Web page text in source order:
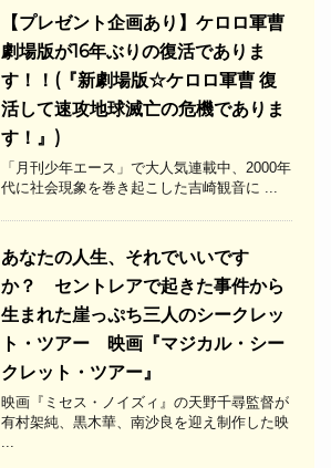
【プレゼント企画あり】ケロロ軍曹
劇場版が16年ぶりの復活でありま
す！！(『新劇場版☆ケロロ軍曹 復
活して速攻地球滅亡の危機でありま
す！』)
「月刊少年エース」で大人気連載中、2000年
代に社会現象を巻き起こした吉崎観音に ...
あなたの人生、それでいいです
か？ セントレアで起きた事件から
生まれた崖っぷち三人のシークレッ
ト・ツアー 映画『マジカル・シー
クレット・ツアー』
映画『ミセス・ノイズィ』の天野千尋監督が
有村架純、黒木華、南沙良を迎え制作した映
...